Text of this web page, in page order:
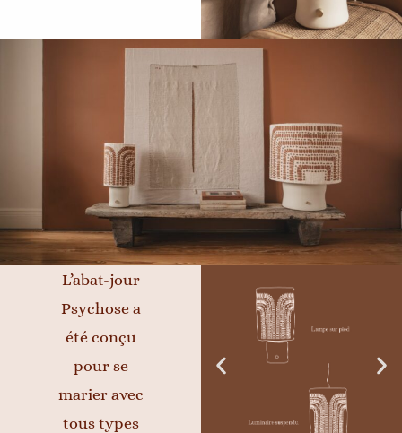
L’abat-jour
Psychose a
été conçu
pour se
marier avec
tous types